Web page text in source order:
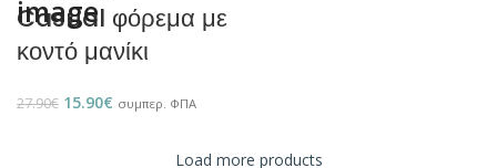
Casual φόρεμα με
κοντό μανίκι
27.90€ 15.90€ συμπερ. ΦΠΑ
Load more products